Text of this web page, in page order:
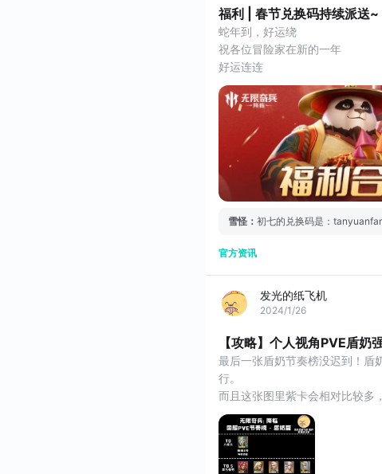
福利 | 春节兑换码持续派送~
蛇年到，好运绕
祝各位冒险家在新的一年
好运连连
幸福健康
万事如意
福利派送已至
请冒险家们查收~
>除夕兑换码<
GUONIANHAO
>兑换方式<
>兑换时间<
>春节七天兑换码<
初一（1.29生效）：
初二（1.30生效）：
初三
雪怪： 初七的兑换码是：
官方资讯
发光的纸飞机
2024/1/26
【攻略】个人视角PVE盾奶
最后一张盾奶节奏榜没迟到！盾
行。
而且这张图里紫卡会相对比较多
撑起来，后期抽到高星级的卡再
同样还是强调几点：
1. 所有五星英雄都不要吃！！
出场率太低的